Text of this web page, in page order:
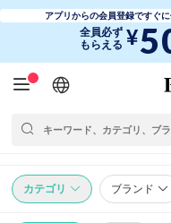
アプリからの会員登録ですぐ
全員必ず
もらえる ¥
日本語
English
简体中文
繁體中文
カテゴリ ブランド